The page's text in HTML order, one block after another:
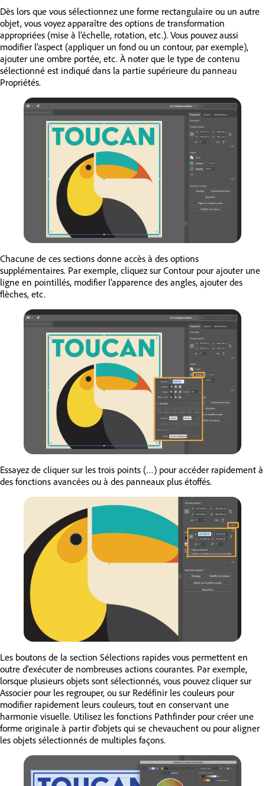
Dès lors que vous sélectionnez une forme rectangulaire ou un autre
objet, vous voyez apparaître des options de transformation
appropriées (mise à l’échelle, rotation, etc.). Vous pouvez aussi
modifier l’aspect (appliquer un fond ou un contour, par exemple),
ajouter une ombre portée, etc. À noter que le type de contenu
sélectionné est indiqué dans la partie supérieure du panneau
Propriétés.
Chacune de ces sections donne accès à des options
supplémentaires. Par exemple, cliquez sur Contour pour ajouter une
ligne en pointillés, modifier l’apparence des angles, ajouter des
flèches, etc.
Essayez de cliquer sur les trois points (…) pour accéder rapidement à
des fonctions avancées ou à des panneaux plus étoffés.
Les boutons de la section Sélections rapides vous permettent en
outre d’exécuter de nombreuses actions courantes. Par exemple,
lorsque plusieurs objets sont sélectionnés, vous pouvez cliquer sur
Associer pour les regrouper, ou sur Redéfinir les couleurs pour
modifier rapidement leurs couleurs, tout en conservant une
harmonie visuelle. Utilisez les fonctions Pathfinder pour créer une
forme originale à partir d’objets qui se chevauchent ou pour aligner
les objets sélectionnés de multiples façons.